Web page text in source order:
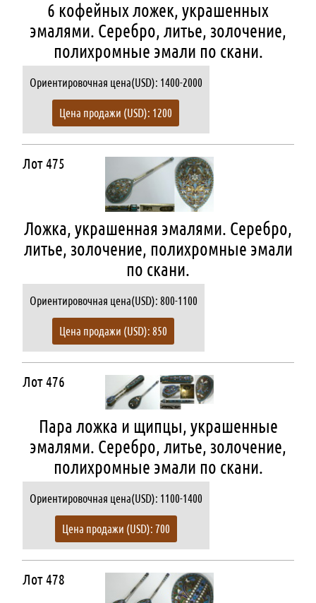
6 кофейных ложек, украшенных
эмалями. Серебро, литье, золочение,
полихромные эмали по скани.
Ориентировочная цена(USD): 1400-2000
Цена продажи (USD): 1200
Лот 475
Ложка, украшенная эмалями. Серебро,
литье, золочение, полихромные эмали
по скани.
Ориентировочная цена(USD): 800-1100
Цена продажи (USD): 850
Лот 476
Пара ложка и щипцы, украшенные
эмалями. Серебро, литье, золочение,
полихромные эмали по скани.
Ориентировочная цена(USD): 1100-1400
Цена продажи (USD): 700
Лот 478